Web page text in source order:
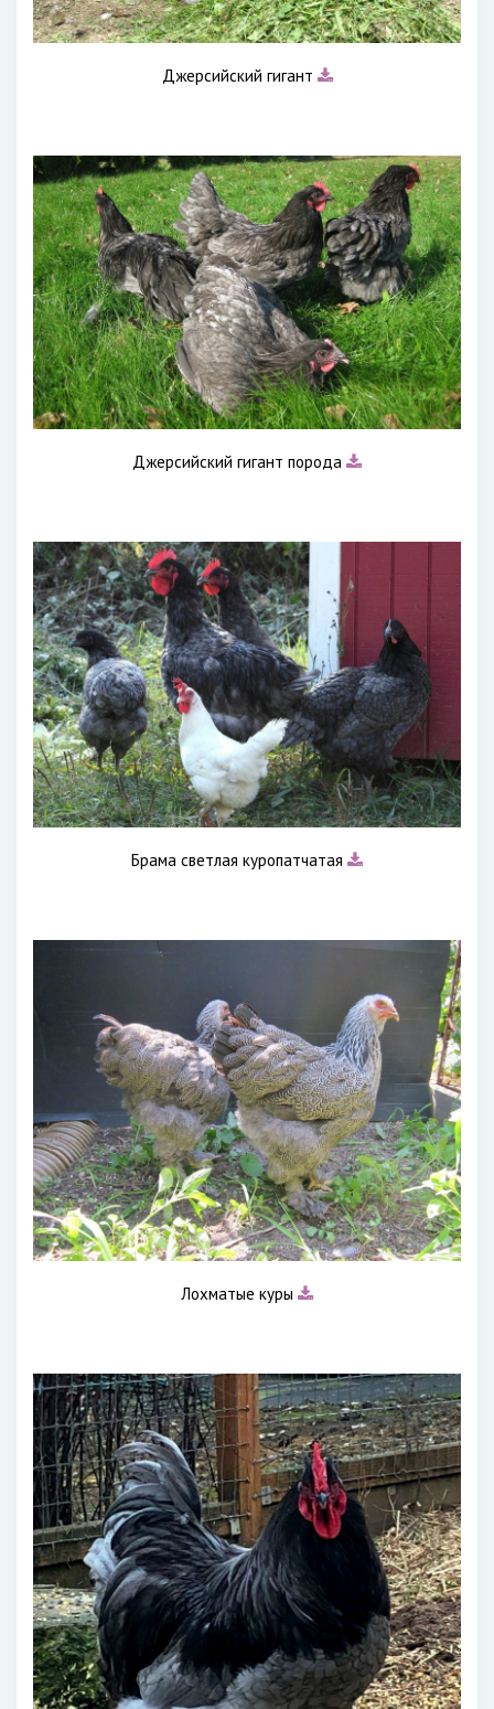
Джерсийский гигант
Джерсийский гигант порода
Брама светлая куропатчатая
Лохматые куры